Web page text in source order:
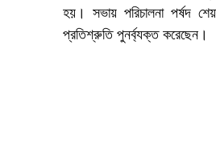
হয়। সভায় পরিচালনা পর্ষদ
প্রতিশ্রুতি পুনর্ব্যক্ত করেছেন।